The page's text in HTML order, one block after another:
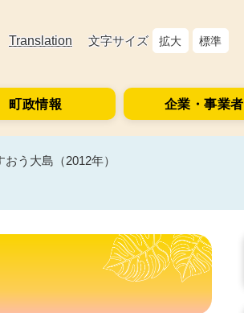
Translation 文字サイズ 拡大 標準
町政情報 企業・事業者
おう大島（2012年）